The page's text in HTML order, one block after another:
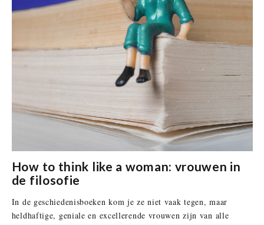
How to think like a woman: vrouwen in
de filosofie
In de geschiedenisboeken kom je ze niet vaak tegen, maar
heldhaftige, geniale en excellerende vrouwen zijn van alle